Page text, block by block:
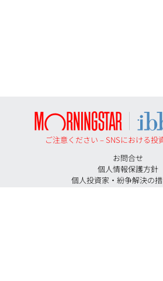
ご注意ください – SNSにおける投
お問合せ
個人情報保護方針
個人投資家・紛争解決の